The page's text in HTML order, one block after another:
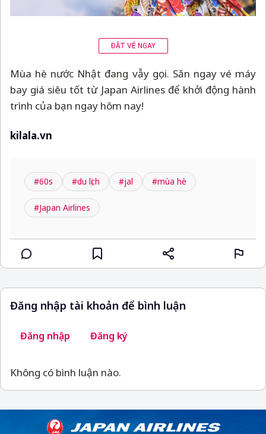
ĐẶT VÉ NGAY
Mùa hè nước Nhật đang vẫy gọi. Săn ngay vé máy
bay giá siêu tốt từ Japan Airlines để khởi động hành
trình của bạn ngay hôm nay!
kilala.vn
#60s #du lịch #jal #mùa hè
#Japan Airlines
Đăng nhập tài khoản để bình luận
Đăng nhập Đăng ký
Không có bình luận nào.